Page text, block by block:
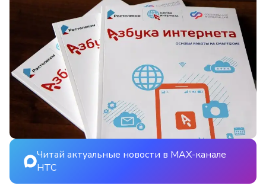
Читай актуальные новости в MAX-канале
НТС